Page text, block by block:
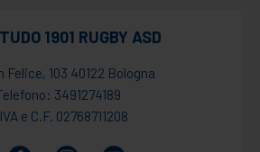
1901 RUGBY ASD
Felice, 103 40122 Bologna
3491274189
e C.F. 02768711208